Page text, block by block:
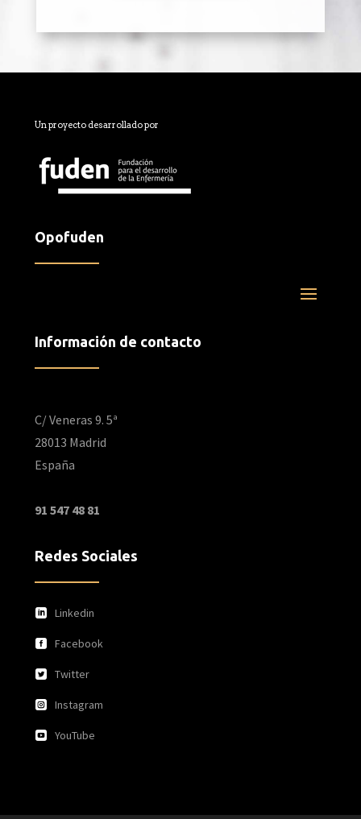
Un proyecto desarrollado por
Opofuden
Información de contacto
C/ Veneras 9. 5ª
28013 Madrid
España
91 547 48 81
Redes Sociales
Linkedin
Facebook
Twitter
Instagram
YouTube